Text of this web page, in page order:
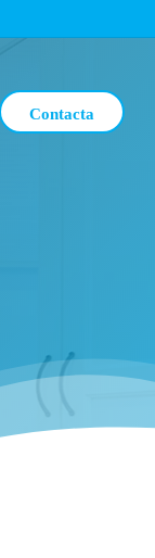
Contacta